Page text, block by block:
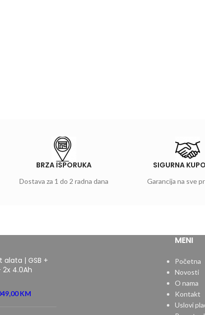
BRZA ISPORUKA
Dostava za 1 do 2 radna dana
SIGURNA
Garancija na sve
alata | GSB +
2x 4.0Ah
KM
MENI
Početna
Novosti
O nama
Kontakt
Uslovi